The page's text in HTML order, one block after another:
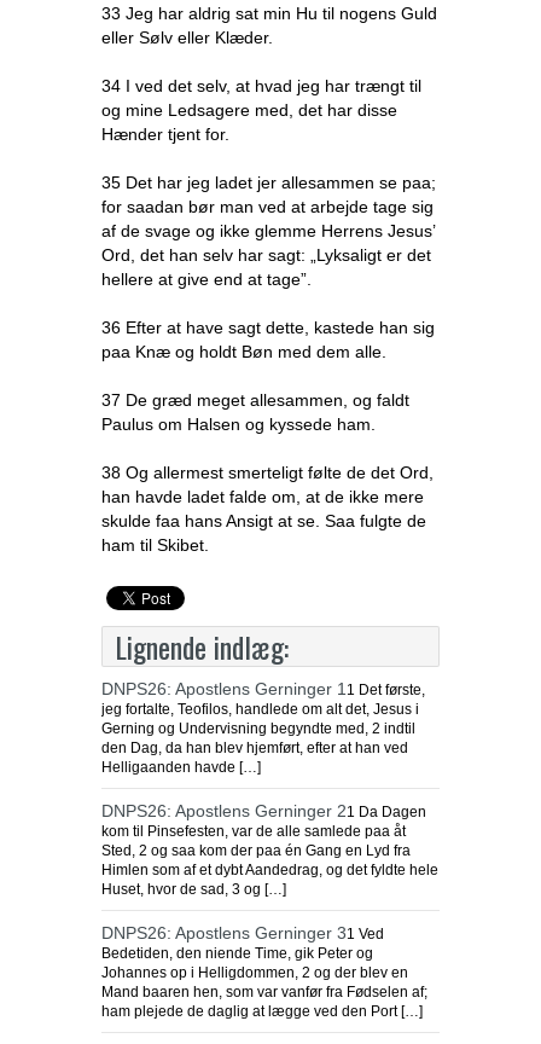
33 Jeg har aldrig sat min Hu til nogens Guld
eller Sølv eller Klæder.
34 I ved det selv, at hvad jeg har trængt til
og mine Ledsagere med, det har disse
Hænder tjent for.
35 Det har jeg ladet jer allesammen se paa;
for saadan bør man ved at arbejde tage sig
af de svage og ikke glemme Herrens Jesus’
Ord, det han selv har sagt: „Lyksaligt er det
hellere at give end at tage”.
36 Efter at have sagt dette, kastede han sig
paa Knæ og holdt Bøn med dem alle.
37 De græd meget allesammen, og faldt
Paulus om Halsen og kyssede ham.
38 Og allermest smerteligt følte de det Ord,
han havde ladet falde om, at de ikke mere
skulde faa hans Ansigt at se. Saa fulgte de
ham til Skibet.
Lignende indlæg:
DNPS26: Apostlens Gerninger 1 1 Det første,
jeg fortalte, Teofilos, handlede om alt det, Jesus i
Gerning og Undervisning begyndte med, 2 indtil
den Dag, da han blev hjemført, efter at han ved
Helligaanden havde […]
DNPS26: Apostlens Gerninger 21 Da Dagen
kom til Pinsefesten, var de alle samlede paa åt
Sted, 2 og saa kom der paa én Gang en Lyd fra
Himlen som af et dybt Aandedrag, og det fyldte hele
Huset, hvor de sad, 3 og […]
DNPS26: Apostlens Gerninger 31 Ved
Bedetiden, den niende Time, gik Peter og
Johannes op i Helligdommen, 2 og der blev en
Mand baaren hen, som var vanfør fra Fødselen af;
ham plejede de daglig at lægge ved den Port […]